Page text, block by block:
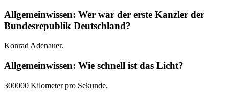
Allgemeinwissen: Wer war der erste Kanzler der
Bundesrepublik Deutschland?
Konrad Adenauer.
Allgemeinwissen: Wie schnell ist das Licht?
300000 Kilometer pro Sekunde.